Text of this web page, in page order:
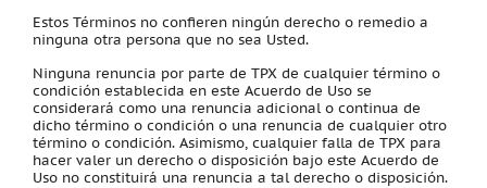
Estos Términos no confieren ningún derecho o remedio a
ninguna otra persona que no sea Usted.
Ninguna renuncia por parte de TPX de cualquier término o
condición establecida en este Acuerdo de Uso se
considerará como una renuncia adicional o continua de
dicho término o condición o una renuncia de cualquier otro
término o condición. Asimismo, cualquier falla de TPX para
hacer valer un derecho o disposición bajo este Acuerdo de
Uso no constituirá una renuncia a tal derecho o disposición.